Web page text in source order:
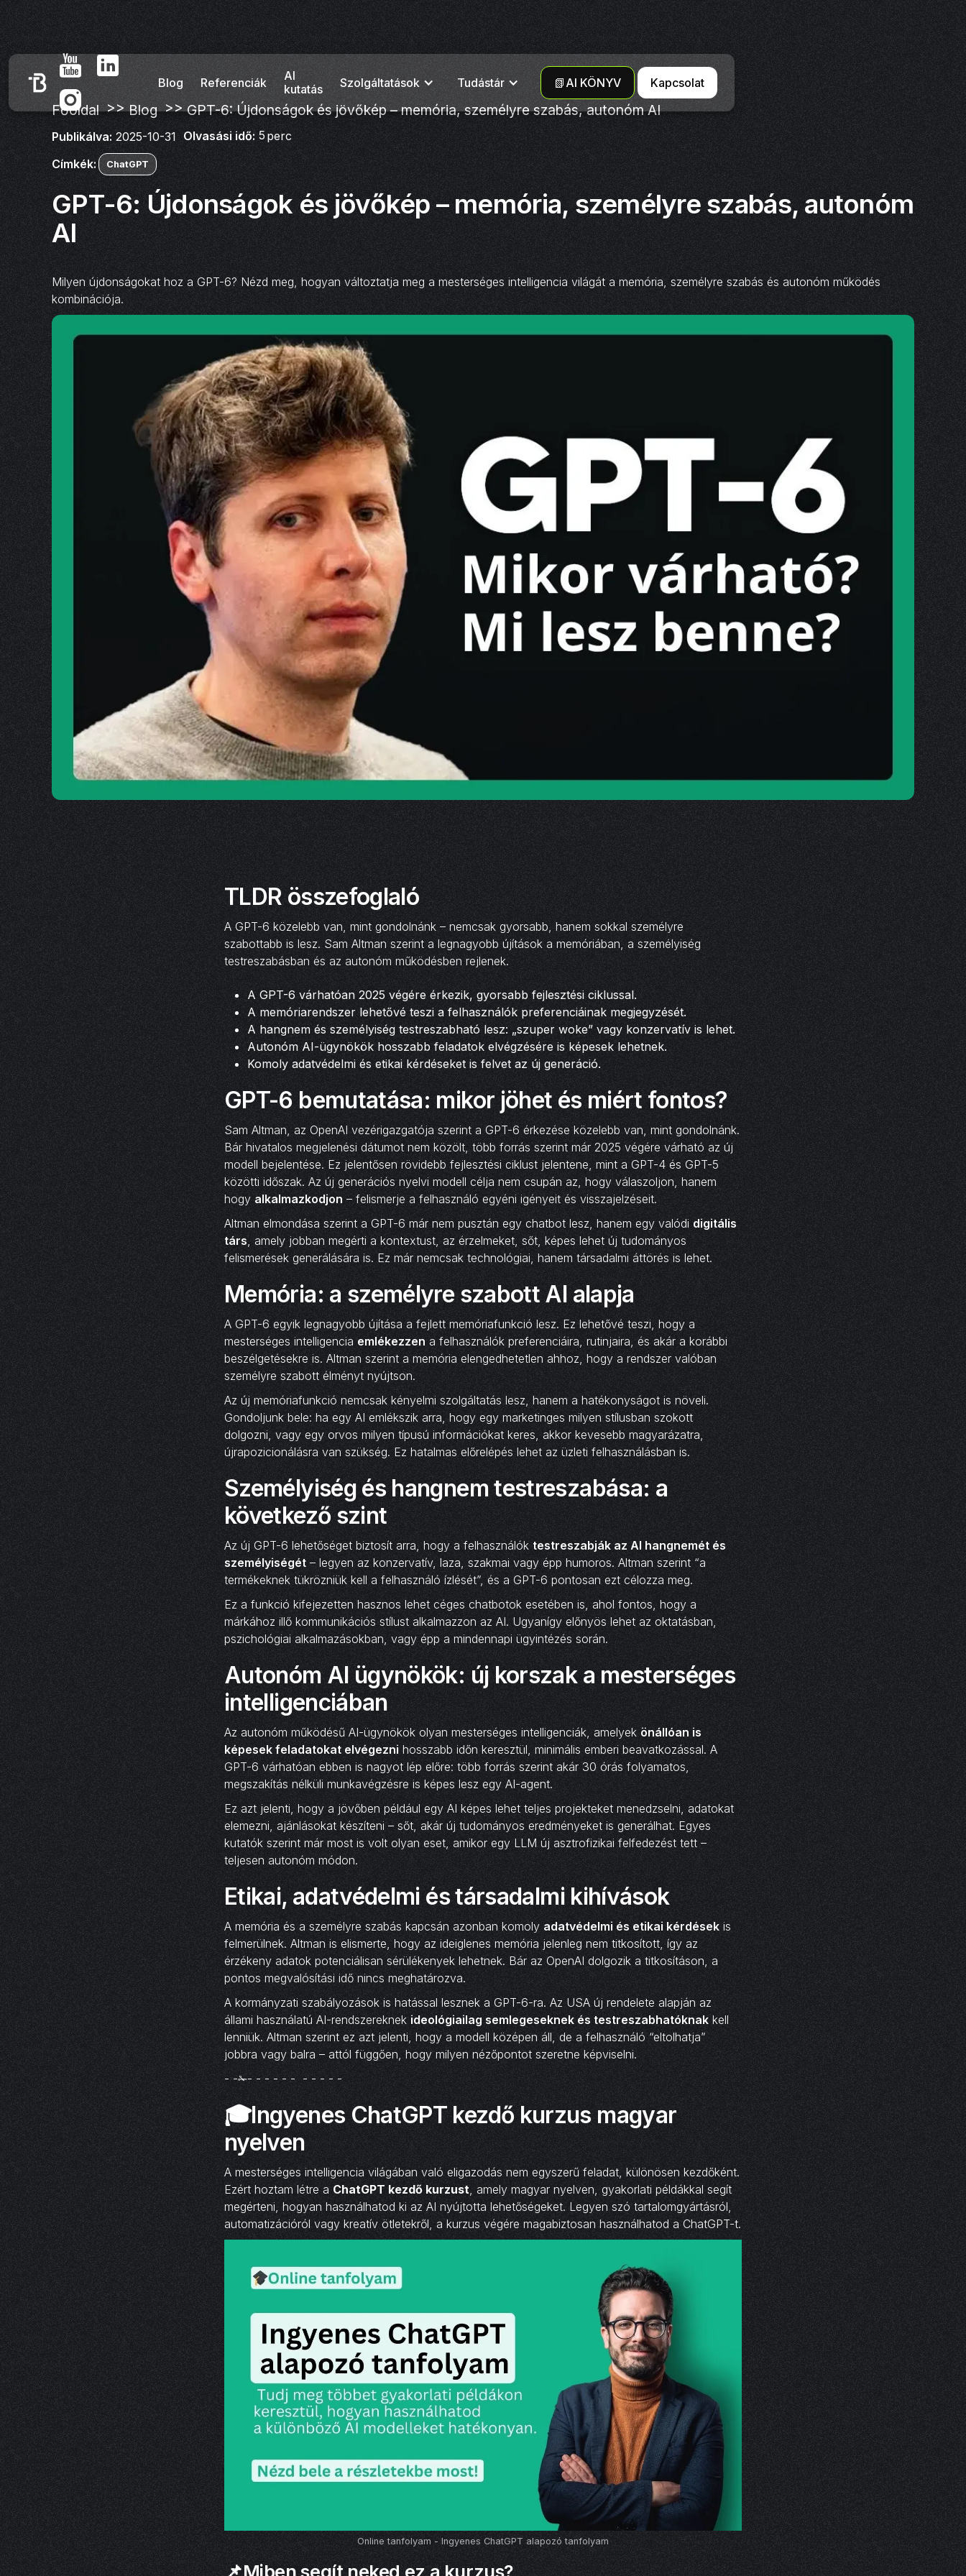
Blog Referenciák
AI
kutatás
Szolgáltatások Tudástár 📗AI KÖNYV Kapcsolat
Főoldal >> Blog >> GPT-6: Újdonságok és jövőkép – memória, személyre szabás, autonóm AI
Publikálva: 2025-10-31 Olvasási idő: 5 perc
Címkék:
ChatGPT
GPT-6: Újdonságok és jövőkép – memória, személyre szabás, autonóm
AI
Milyen újdonságokat hoz a GPT-6? Nézd meg, hogyan változtatja meg a mesterséges intelligencia világát a memória, személyre szabás és autonóm működés
kombinációja.
TLDR összefoglaló
A GPT-6 közelebb van, mint gondolnánk – nemcsak gyorsabb, hanem sokkal személyre
szabottabb is lesz. Sam Altman szerint a legnagyobb újítások a memóriában, a személyiség
testreszabásban és az autonóm működésben rejlenek.
A GPT-6 várhatóan 2025 végére érkezik, gyorsabb fejlesztési ciklussal.
A memóriarendszer lehetővé teszi a felhasználók preferenciáinak megjegyzését.
A hangnem és személyiség testreszabható lesz: „szuper woke” vagy konzervatív is lehet.
Autonóm AI-ügynökök hosszabb feladatok elvégzésére is képesek lehetnek.
Komoly adatvédelmi és etikai kérdéseket is felvet az új generáció.
GPT-6 bemutatása: mikor jöhet és miért fontos?
Sam Altman, az OpenAI vezérigazgatója szerint a GPT-6 érkezése közelebb van, mint gondolnánk.
Bár hivatalos megjelenési dátumot nem közölt, több forrás szerint már 2025 végére várható az új
modell bejelentése. Ez jelentősen rövidebb fejlesztési ciklust jelentene, mint a GPT-4 és GPT-5
közötti időszak. Az új generációs nyelvi modell célja nem csupán az, hogy válaszoljon, hanem
hogy alkalmazkodjon – felismerje a felhasználó egyéni igényeit és visszajelzéseit.
Altman elmondása szerint a GPT-6 már nem pusztán egy chatbot lesz, hanem egy valódi digitális
társ, amely jobban megérti a kontextust, az érzelmeket, sőt, képes lehet új tudományos
felismerések generálására is. Ez már nemcsak technológiai, hanem társadalmi áttörés is lehet.
Memória: a személyre szabott AI alapja
A GPT-6 egyik legnagyobb újítása a fejlett memóriafunkció lesz. Ez lehetővé teszi, hogy a
mesterséges intelligencia emlékezzen a felhasználók preferenciáira, rutinjaira, és akár a korábbi
beszélgetésekre is. Altman szerint a memória elengedhetetlen ahhoz, hogy a rendszer valóban
személyre szabott élményt nyújtson.
Az új memóriafunkció nemcsak kényelmi szolgáltatás lesz, hanem a hatékonyságot is növeli.
Gondoljunk bele: ha egy AI emlékszik arra, hogy egy marketinges milyen stílusban szokott
dolgozni, vagy egy orvos milyen típusú információkat keres, akkor kevesebb magyarázatra,
újrapozicionálásra van szükség. Ez hatalmas előrelépés lehet az üzleti felhasználásban is.
Személyiség és hangnem testreszabása: a
következő szint
Az új GPT-6 lehetőséget biztosít arra, hogy a felhasználók testreszabják az AI hangnemét és
személyiségét – legyen az konzervatív, laza, szakmai vagy épp humoros. Altman szerint “a
termékeknek tükrözniük kell a felhasználó ízlését”, és a GPT-6 pontosan ezt célozza meg.
Ez a funkció kifejezetten hasznos lehet céges chatbotok esetében is, ahol fontos, hogy a
márkához illő kommunikációs stílust alkalmazzon az AI. Ugyanígy előnyös lehet az oktatásban,
pszichológiai alkalmazásokban, vagy épp a mindennapi ügyintézés során.
Autonóm AI ügynökök: új korszak a mesterséges
intelligenciában
Az autonóm működésű AI-ügynökök olyan mesterséges intelligenciák, amelyek önállóan is
képesek feladatokat elvégezni hosszabb időn keresztül, minimális emberi beavatkozással. A
GPT-6 várhatóan ebben is nagyot lép előre: több forrás szerint akár 30 órás folyamatos,
megszakítás nélküli munkavégzésre is képes lesz egy AI-agent.
Ez azt jelenti, hogy a jövőben például egy AI képes lehet teljes projekteket menedzselni, adatokat
elemezni, ajánlásokat készíteni – sőt, akár új tudományos eredményeket is generálhat. Egyes
kutatók szerint már most is volt olyan eset, amikor egy LLM új asztrofizikai felfedezést tett –
teljesen autonóm módon.
Etikai, adatvédelmi és társadalmi kihívások
A memória és a személyre szabás kapcsán azonban komoly adatvédelmi és etikai kérdések is
felmerülnek. Altman is elismerte, hogy az ideiglenes memória jelenleg nem titkosított, így az
érzékeny adatok potenciálisan sérülékenyek lehetnek. Bár az OpenAI dolgozik a titkosításon, a
pontos megvalósítási idő nincs meghatározva.
A kormányzati szabályozások is hatással lesznek a GPT-6-ra. Az USA új rendelete alapján az
állami használatú AI-rendszereknek ideológiailag semlegeseknek és testreszabhatóknak kell
lenniük. Altman szerint ez azt jelenti, hogy a modell középen áll, de a felhasználó “eltolhatja”
jobbra vagy balra – attól függően, hogy milyen nézőpontot szeretne képviselni.
- -✁- - - - - - - - - - -
🎓Ingyenes ChatGPT kezdő kurzus magyar
nyelven
A mesterséges intelligencia világában való eligazodás nem egyszerű feladat, különösen kezdőként.
Ezért hoztam létre a ChatGPT kezdő kurzust, amely magyar nyelven, gyakorlati példákkal segít
megérteni, hogyan használhatod ki az AI nyújtotta lehetőségeket. Legyen szó tartalomgyártásról,
automatizációról vagy kreatív ötletekről, a kurzus végére magabiztosan használhatod a ChatGPT-t.
Online tanfolyam - Ingyenes ChatGPT alapozó tanfolyam
📌Miben segít neked ez a kurzus?